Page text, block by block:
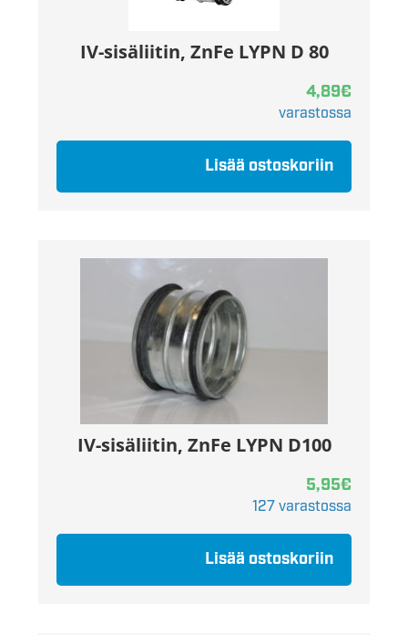
IV-sisäliitin, ZnFe LYPN D 80
4,89€
varastossa
Lisää ostoskoriin
IV-sisäliitin, ZnFe LYPN D100
5,95€
127 varastossa
Lisää ostoskoriin